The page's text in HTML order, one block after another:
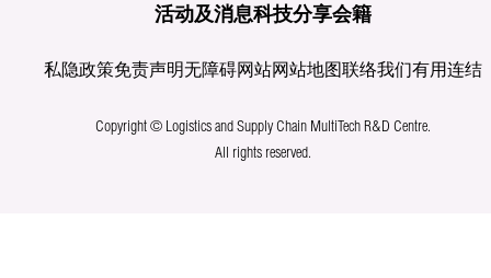
活动及消息科技分享会籍
私隐政策免责声明无障碍网站网站地图联络我们有用连结
Copyright © Logistics and Supply Chain MultiTech R&D Centre.
All rights reserved.